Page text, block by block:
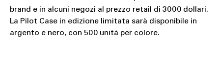
brand e in alcuni negozi al prezzo retail di 3000 dollari.
La Pilot Case in edizione limitata sarà disponibile in
argento e nero, con 500 unità per colore.